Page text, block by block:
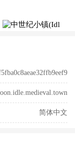
简体中文